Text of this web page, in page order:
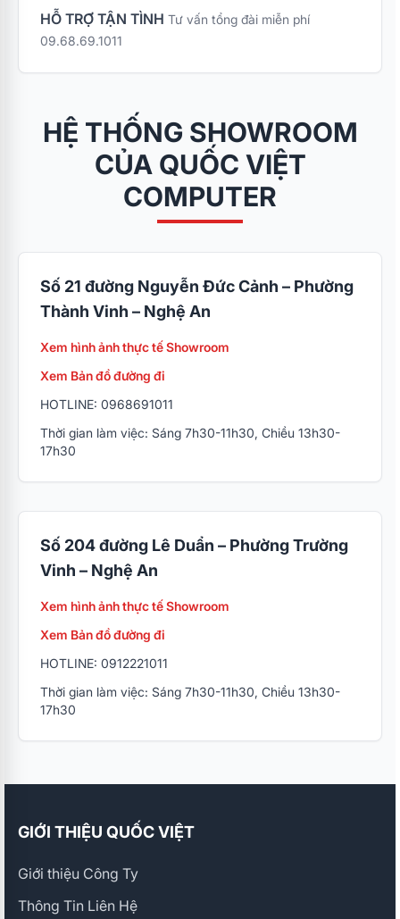
HỖ TRỢ TẬN TÌNH Tư vấn tổng đài miễn phí
09.68.69.1011
HỆ THỐNG SHOWROOM
CỦA QUỐC VIỆT
COMPUTER
Số 21 đường Nguyễn Đức Cảnh – Phường
Thành Vinh – Nghệ An
Xem hình ảnh thực tế Showroom
Xem Bản đồ đường đi
HOTLINE: 0968691011
Thời gian làm việc: Sáng 7h30-11h30, Chiều 13h30-
17h30
Số 204 đường Lê Duẩn – Phường Trường
Vinh – Nghệ An
Xem hình ảnh thực tế Showroom
Xem Bản đồ đường đi
HOTLINE: 0912221011
Thời gian làm việc: Sáng 7h30-11h30, Chiều 13h30-
17h30
GIỚI THIỆU QUỐC VIỆT
Giới thiệu Công Ty
Thông Tin Liên Hệ